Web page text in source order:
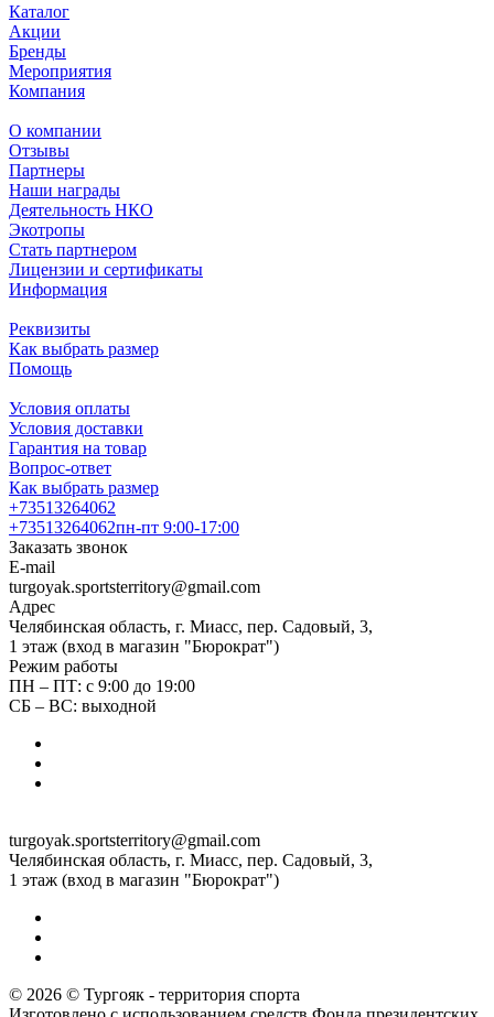
Каталог
Акции
Бренды
Мероприятия
Компания
О компании
Отзывы
Партнеры
Наши награды
Деятельность НКО
Экотропы
Стать партнером
Лицензии и сертификаты
Информация
Реквизиты
Как выбрать размер
Помощь
Условия оплаты
Условия доставки
Гарантия на товар
Вопрос-ответ
Как выбрать размер
+73513264062
+73513264062пн-пт 9:00-17:00
Заказать звонок
E-mail
turgoyak.sportsterritory@gmail.com
Адрес
Челябинская область, г. Миасс, пер. Садовый, 3,
1 этаж (вход в магазин "Бюрократ")
Режим работы
ПН – ПТ: с 9:00 до 19:00
СБ – ВС: выходной
turgoyak.sportsterritory@gmail.com
Челябинская область, г. Миасс, пер. Садовый, 3,
1 этаж (вход в магазин "Бюрократ")
© 2026 © Тургояк - территория спорта